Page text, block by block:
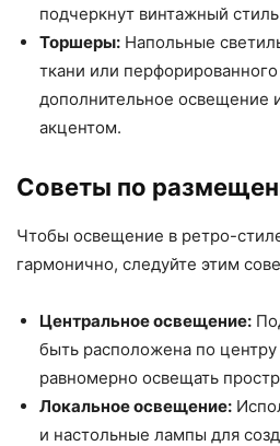
подчеркнут винтажный
Торшеры: Напольные
ткани или
дополнительное освещение
акцентом.
Советы по
Чтобы освещение в ретро-
гармонично, следуйте этим
Центральное освещение:
быть расположена по
равномерно освещать
Локальное освещение:
и настольные лампы для